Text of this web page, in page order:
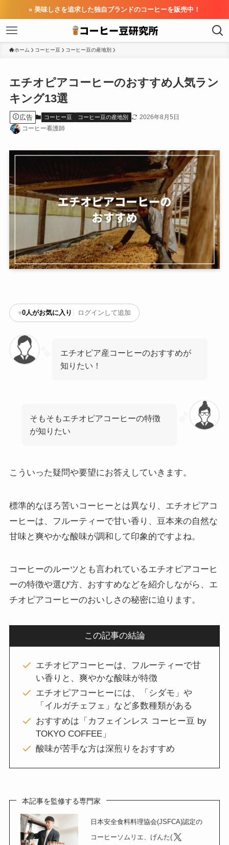
» 美味しさを追求した独自ブランドのコーヒーを販売中！
ホーム コーヒー豆 コーヒー豆の産地別
エチオピアコーヒーのおすすめ人気ラン
キング13選
広告 コーヒー豆 コーヒー豆の産地別
2026年8月5日
コーヒー看護師
♥0人がお気に入り ログインして追加
エチオピア産コーヒーのおすすめが
知りたい！
そもそもエチオピアコーヒーの特徴
が知りたい
こういった疑問や要望にお答えしていきます。
標準的なほろ苦いコーヒーとは異なり、エチオピアコ
ーヒーは、フルーティーで甘い香り、豆本来の自然な
甘味と爽やかな酸味が調和して印象的ですよね。
コーヒーのルーツとも言われているエチオピアコーヒ
ーの特徴や選び方、おすすめなどを紹介しながら、エ
チオピアコーヒーのおいしさの秘密に迫ります。
この記事の結論
エチオピアコーヒーは、フルーティーで甘
い香りと、爽やかな酸味が特徴
エチオピアコーヒーには、「シダモ」や
「イルガチェフェ」など多数種類がある
おすすめは「カフェインレス コーヒー豆 by
TOKYO COFFEE」
酸味が苦手な方は深煎りをおすすめ
本記事を監修する専門家
日本安全食料料理協会(JSFCA)認定の
コーヒーソムリエ、げんた(